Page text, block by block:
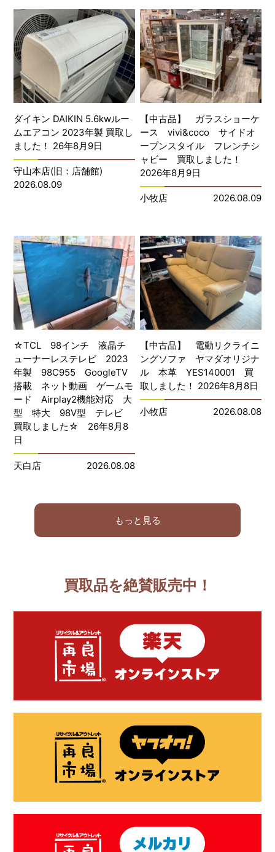
ダイキン DAIKIN 5.6kwルー
ムエアコン 2023年製 買取し
ました！ 26年8月9日
守山本店(旧：店舗館)
2026.08.09
【中古品】 ガラスショーケ
ース vivi&coco サイドオ
ープンスタイル フレンチシ
ャビー 買取しました！
2026年8月9日
小牧店 2026.08.09
☆TCL 98インチ 液晶チ
ューナーレステレビ 2023
年製 98C955 GoogleTV
搭載 ネット動画 ゲームモ
ード Airplay2機能対応 大
型 特大 98V型 テレビ
買取しました☆ 26年8月8
日
天白店 2026.08.08
【中古品】 電動リクライニ
ングソファ ヤマダオリジナ
ル 本革 YES140001 買
取しました！ 2026年8月8日
小牧店 2026.08.08
もっと見る
買取品を絶賛販売中！